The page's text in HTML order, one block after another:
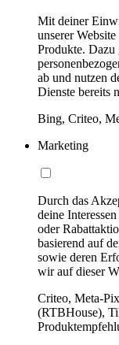
Mit deiner
unserer
Produkte. Dazu
ab und nutzen
Dienste bereits
Bing, Criteo,
Marketing
Durch das
deine
oder
basierend auf
sowie deren
wir auf dieser
Criteo, Meta-
(RTBHouse),